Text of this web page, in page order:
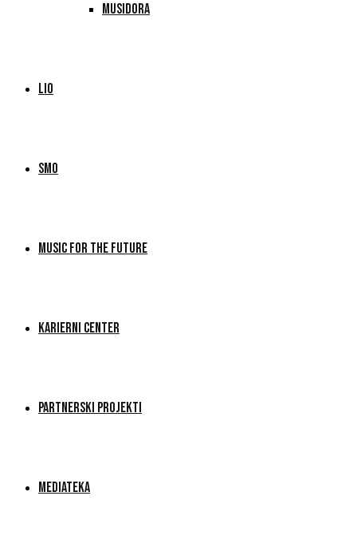
MUSIDORA
LIO
SMO
MUSIC FOR THE FUTURE
KARIERNI CENTER
PARTNERSKI PROJEKTI
MEDIATEKA